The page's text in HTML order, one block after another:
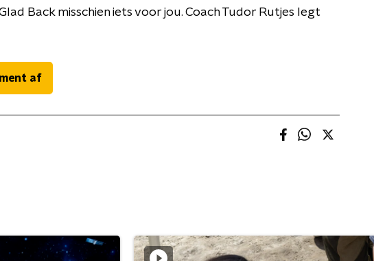
Back misschien iets voor jou. Coach Tudor Rutjes legt
af